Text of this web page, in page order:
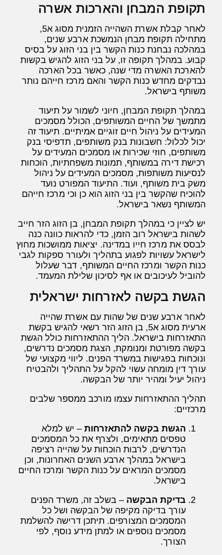
תקופת המבחן והארכות אשרה
לאחר קבלת אשרת השהייה הזמנית מסוג א5,
מתחילה תקופת מבחן הנמשכת ארבע שנים,
במהלכה נבחנת כנות הקשר בין בני הזוג על בסיס
קבוע. במהלך תקופה זו, על בני הזוג להגיש בקשות
להארכת האשרה מדי שנה, כאשר בכל הארכה
נבדקים מחדש כנות הקשר והאם מרכז חייהם נותר
משותף בישראל.
במהלך תקופת המבחן, חיוני לשמור על תיעוד
מתמשך של החיים המשותפים, הכולל מסמכים
המעידים על ניהול חיים זוגיים אמיתיים. תיעוד זה
יכול לכלול: חשבונות בנק משותפים, תדפיסי בנק
משותפים, חוזי שכירות או מסמכים המעידים על
רכישת דירה במשותף, תמונות משפחתיות, הוכחות
לנסיעות משותפות, מסמכים המעידים על ניהול
משק בית משותף, ועוד. התיעוד המפורט נועד
להוכיח שהקשר בין בני הזוג הוא כן וכי מרכז חייהם
המשותף נשאר בישראל.
יש לציין כי במהלך תקופת המבחן, בן הזוג הזר חייב
לשהות בישראל רוב הזמן, כדי להראות כוונה כנה
לבסס את מרכז חייו במדינה. יציאות ממושכות מחוץ
לישראל עשויות לפגוע בתהליך ולעורר ספקות לגבי
כנות הקשר ומרכז החיים המשותף, דבר שעלול
להוביל לעיכובים או אף לסיכון שלילת המעמד.
הגשת בקשה לאזרחות ישראלית
לאחר ארבע שנים של שהות עם אשרת שהייה
ארעית מסוג א5, בן הזוג הזר רשאי להגיש בקשת
התאזרחות בישראל. הליך ההתאזרחות כולל הגשת
בקשה מפורטת ומנומקת, הצגת מסמכים נדרשים,
ונוכחות בפגישות במשרד הפנים. ליווי מקצועי של
עורך דין מומחה עשוי להקל על התהליך ולהבטיח
ניהול יעיל ומהיר יותר של הבקשה.
תהליך ההתאזרחות עצמו מורכב ממספר שלבים
מרכזיים:
הגשת בקשה להתאזרחות – יש למלא
טפסים מתאימים, ולצרף את כל המסמכים
הנדרשים, לרבות הוכחות על שהייה רציפה
בישראל במהלך ארבע השנים האחרונות, וכן
מסמכים המראים על כנות הקשר ומרכז החיים
בישראל.
בדיקת הבקשה – בשלב זה, משרד הפנים
עורך בדיקה מקיפה של הבקשה ושל כל
המסמכים המצורפים. תיתכן דרישה להשלמת
מסמכים נוספים או למתן מידע נוסף, לפי
הצורך.